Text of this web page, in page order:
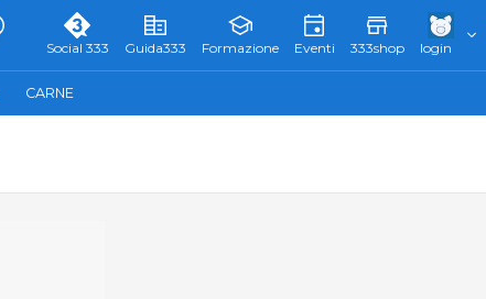
Social 333 Guida333 Formazione Eventi 333shop login
CARNE